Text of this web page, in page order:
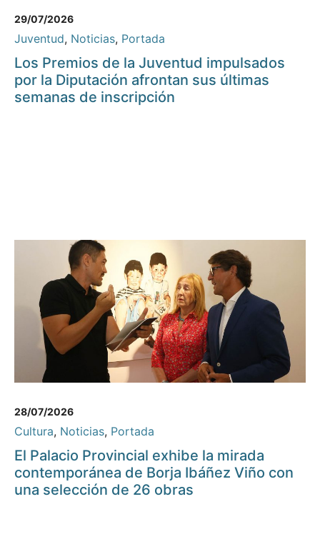
29/07/2026
Juventud, Noticias, Portada
Los Premios de la Juventud impulsados
por la Diputación afrontan sus últimas
semanas de inscripción
28/07/2026
Cultura, Noticias, Portada
El Palacio Provincial exhibe la mirada
contemporánea de Borja Ibáñez Viño con
una selección de 26 obras